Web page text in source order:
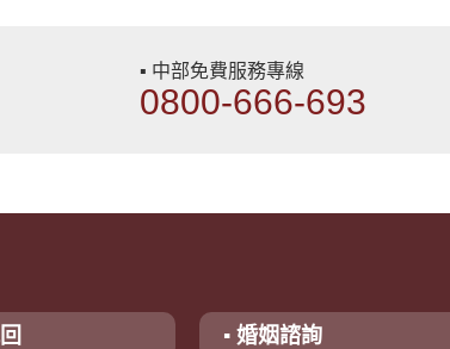
▪ 中部免費服務專線
0800-666-693
▪ 婚姻諮詢